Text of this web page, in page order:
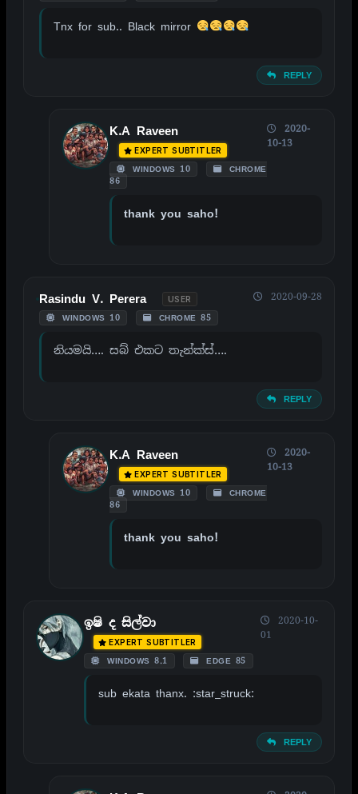
Tnx for sub.. Black mirror
REPLY
K.A Raveen
EXPERT SUBTITLER
WINDOWS 10
CHROME
86
2020-
10-13
thank you saho!
Rasindu V. Perera USER
WINDOWS 10 CHROME 85
2020-09-28
නියමයි…. සබ් එකට තැන්ක්ස්….
REPLY
K.A Raveen
EXPERT SUBTITLER
WINDOWS 10
CHROME
86
2020-
10-13
thank you saho!
ඉෂි ද සිල්වා
EXPERT SUBTITLER
WINDOWS 8.1 EDGE 85
2020-10-
01
sub ekata thanx. :star_struck:
REPLY